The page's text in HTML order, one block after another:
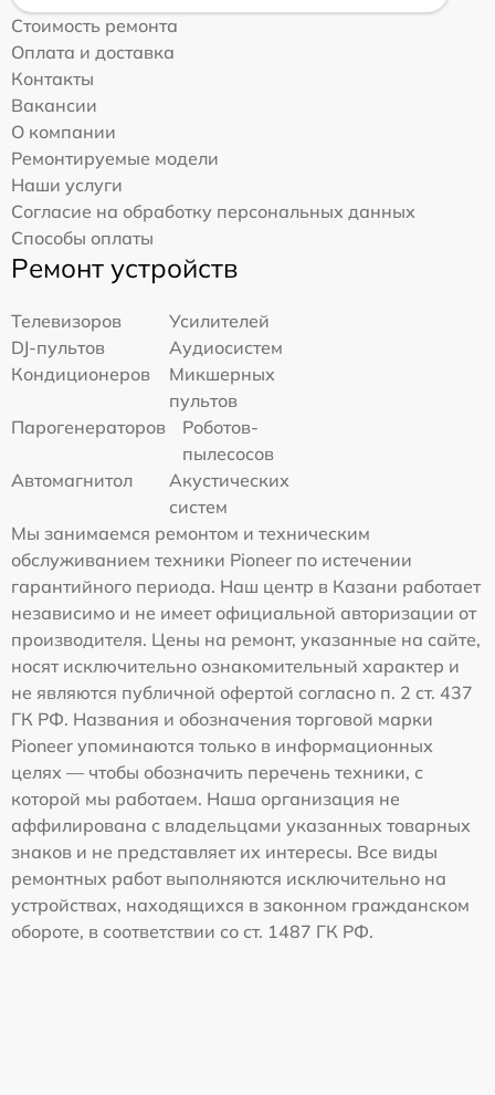
Стоимость ремонта
Оплата и доставка
Контакты
Вакансии
О компании
Ремонтируемые модели
Наши услуги
Согласие на обработку персональных данных
Способы оплаты
Ремонт устройств
Телевизоров
Усилителей
DJ-пультов
Аудиосистем
Кондиционеров
Микшерных
пультов
Парогенераторов
Роботов-
пылесосов
Автомагнитол
Акустических
систем
Мы занимаемся ремонтом и техническим
обслуживанием техники Pioneer по истечении
гарантийного периода. Наш центр в Казани работает
независимо и не имеет официальной авторизации от
производителя. Цены на ремонт, указанные на сайте,
носят исключительно ознакомительный характер и
не являются публичной офертой согласно п. 2 ст. 437
ГК РФ. Названия и обозначения торговой марки
Pioneer упоминаются только в информационных
целях — чтобы обозначить перечень техники, с
которой мы работаем. Наша организация не
аффилирована с владельцами указанных товарных
знаков и не представляет их интересы. Все виды
ремонтных работ выполняются исключительно на
устройствах, находящихся в законном гражданском
обороте, в соответствии со ст. 1487 ГК РФ.